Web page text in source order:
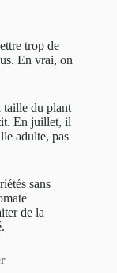
trop de
En vrai, on
taille du plant
En juillet, il
adulte, pas
sans
de la